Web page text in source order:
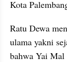
Kota
Ratu Dewa
ulama yakni
bahwa Yai